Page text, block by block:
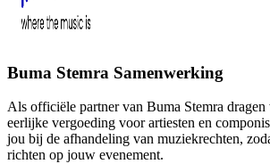
Buma Stemra Samenwerking
Als officiële partner van Buma Stemra
eerlijke vergoeding voor artiesten en
jou bij de afhandeling van muziekrechten,
richten op jouw evenement.